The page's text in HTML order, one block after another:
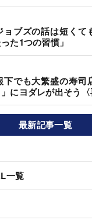
ブズの話は短くて
た1つの習慣」
下でも大繁盛の寿
にヨダレが出そう〈
最新記事一覧
一覧